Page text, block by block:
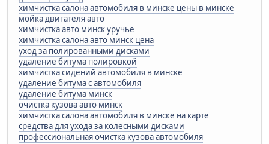
химчистка салона автомобиля в минске цены в минске
мойка двигателя авто
химчистка авто минск уручье
химчистка салона авто минск цена
уход за полированными дисками
удаление битума полировкой
химчистка сидений автомобиля в минске
удаление битума с автомобиля
удаление битума минск
очистка кузова авто минск
химчистка салона автомобиля в минске на карте
средства для ухода за колесными дисками
профессиональная очистка кузова автомобиля